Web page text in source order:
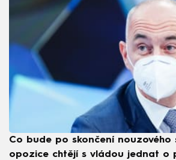
Co bude po skončení nouzového
opozice chtějí s vládou jednat o